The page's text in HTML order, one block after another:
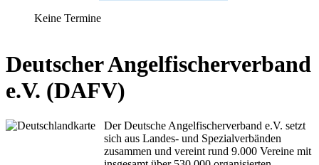
Keine Termine
Deutscher Angelfischerverband
e.V. (DAFV)
Der Deutsche Angelfischerverband e.V. setzt
sich aus Landes- und Spezialverbänden
zusammen und vereint rund 9.000 Vereine mit